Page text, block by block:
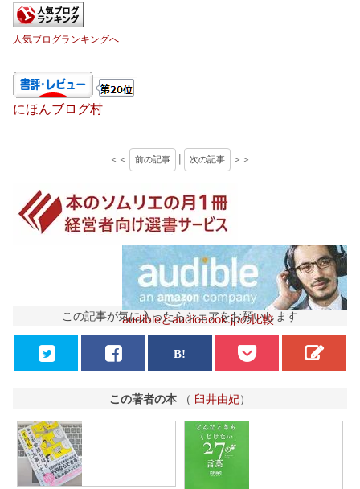
人気ブログランキングへ
にほんブログ村
＜＜ 前の記事 次の記事 ＞＞
audibleとaudiobook.jpの比較
この記事が気に入ったらシェアをお願いします
この著者の本 （ 臼井由妃）